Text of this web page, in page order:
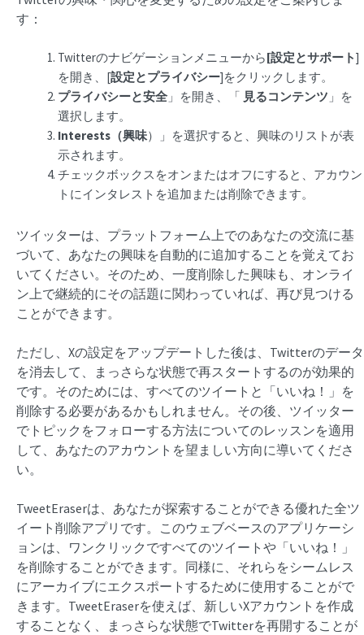
す：
Twitterのナビゲーションメニューから[設定とサポート]
を開き、[設定とプライバシー]をクリックします。
プライバシーと安全 」を開き、「 見るコンテンツ 」を
選択します。
Interests（興味）」を選択すると、興味のリストが表
示されます。
チェックボックスをオンまたはオフにすると、アカウン
トにインタレストを追加または削除できます。
ツイッターは、プラットフォーム上でのあなたの交流に基
づいて、あなたの興味を自動的に追加することを覚えてお
いてください。そのため、一度削除した興味も、オンライ
ン上で継続的にその話題に関わっていれば、再び見つける
ことができます。
ただし、Xの設定をアップデートした後は、Twitterのデータ
を消去して、まっさらな状態で再スタートするのが効果的
です。そのためには、すべてのツイートと「いいね！」を
削除する必要があるかもしれません。その後、ツイッター
でトピックをフォローする方法についてのレッスンを適用
して、あなたのアカウントを望ましい方向に導いてくださ
い。
TweetEraserは、あなたが探索することができる優れた全ツ
イート削除アプリです。このウェブベースのアプリケーシ
ョンは、ワンクリックですべてのツイートや「いいね！」
を削除することができます。同様に、それらをシームレス
にアーカイブにエクスポートするために使用することがで
きます。TweetEraserを使えば、新しいXアカウントを作成
することなく、まっさらな状態でTwitterを再開することが